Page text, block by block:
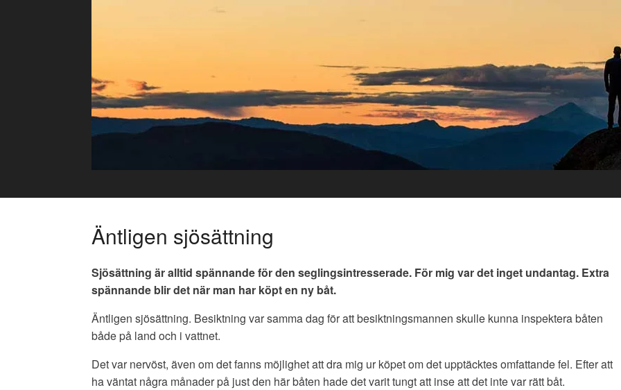
Äntligen sjösättning
Sjösättning är alltid spännande för den seglingsintresserade. För mig var det inget undantag. Extra
spännande blir det när man har köpt en ny båt.
Äntligen sjösättning. Besiktning var samma dag för att besiktningsmannen skulle kunna inspektera båten
både på land och i vattnet.
Det var nervöst, även om det fanns möjlighet att dra mig ur köpet om det upptäcktes omfattande fel. Efter att
ha väntat några månader på just den här båten hade det varit tungt att inse att det inte var rätt båt.